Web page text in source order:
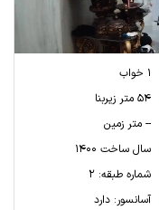
1 خواب
54 متر زیربنا
-- متر زمین
سال ساخت 1400
شماره طبقه: 2
آسانسور: دارد